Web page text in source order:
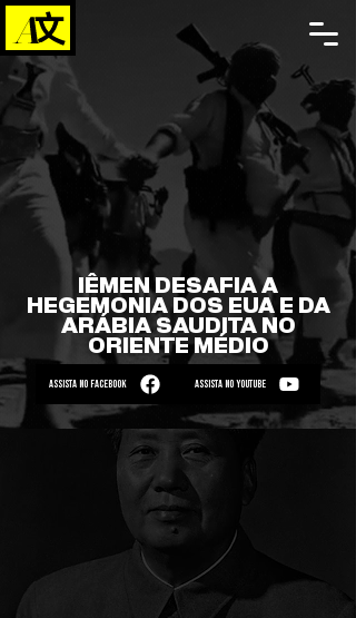
IÊMEN DESAFIA A
HEGEMONIA DOS EUA E DA
ARÁBIA SAUDITA NO
ORIENTE MÉDIO
ASSISTA NO FACEBOOK ASSISTA NO YOUTUBE